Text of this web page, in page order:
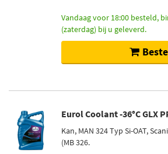
Vandaag voor 18:00 besteld,
(zaterdag) bij u geleverd.
Eurol Coolant -36°C GLX
Kan, MAN 324 Typ Si-OAT,
(MB 326.